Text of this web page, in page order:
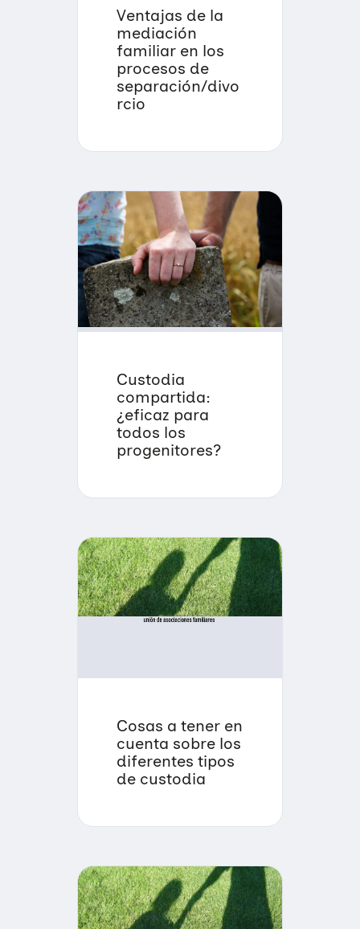
Ventajas de la
mediación
familiar en los
procesos de
separación/divo
rcio
Custodia
compartida:
¿eficaz para
todos los
progenitores?
Cosas a tener en
cuenta sobre los
diferentes tipos
de custodia